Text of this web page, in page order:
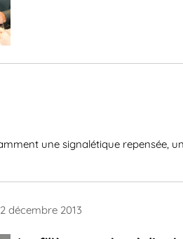
une signalétique repensée,
décembre 2013